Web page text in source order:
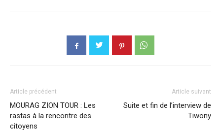
Article précédent
MOURAG ZION TOUR : Les
rastas à la rencontre des
citoyens
Article suivant
Suite et fin de l’interview de
Tiwony